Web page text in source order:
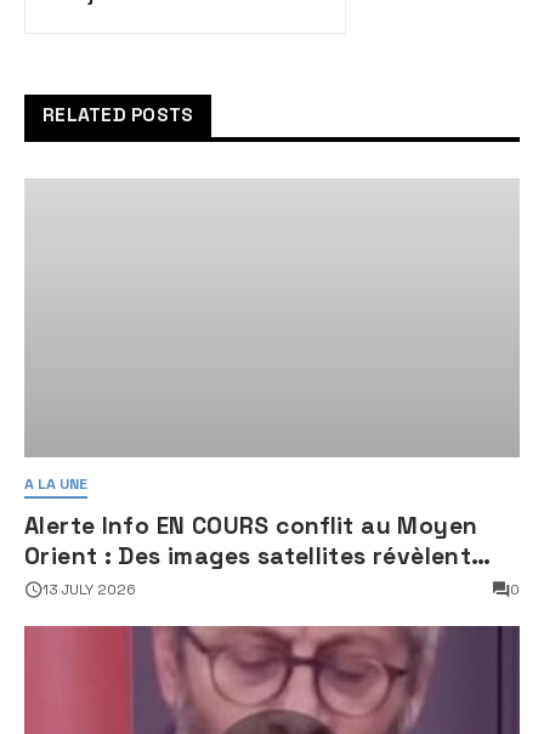
RELATED POSTS
A LA UNE
Alerte Info EN COURS conflit au Moyen
Orient : Des images satellites révèlent
une activité jugée « inquiétante » sur
13 JULY 2026 0